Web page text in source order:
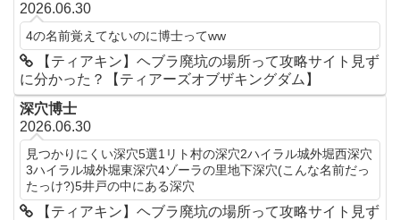
2026.06.30
4の名前覚えてないのに博士ってww
【ティアキン】ヘブラ廃坑の場所って攻略サイト見ず
に分かった？【ティアーズオブザキングダム】
深穴博士
2026.06.30
見つかりにくい深穴5選1リト村の深穴2ハイラル城外堀西深穴
3ハイラル城外堀東深穴4ゾーラの里地下深穴(こんな名前だっ
たっけ?)5井戸の中にある深穴
【ティアキン】ヘブラ廃坑の場所って攻略サイト見ず